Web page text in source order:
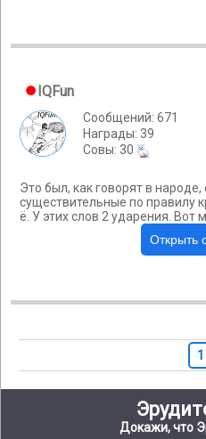
IQFun
Сообщений: 671
Награды: 39
Cовы: 30
Это был, как говорят в
существительные по правилу
ё. У этих слов 2 ударения. Вот
1
Докажи, что